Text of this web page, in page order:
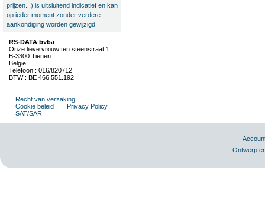
prijzen...) is uitsluitend indicatief en kan
op ieder moment zonder verdere
aankondiging worden gewijzigd.
RS-DATA bvba
Onze lieve vrouw ten steenstraat 1
B-3300 Tienen
België
Telefoon : 016/820712
BTW : BE 466.551.192
Recht van verzaking
Cookie beleid
Privacy Policy
SAT/SAR
Ontwerp